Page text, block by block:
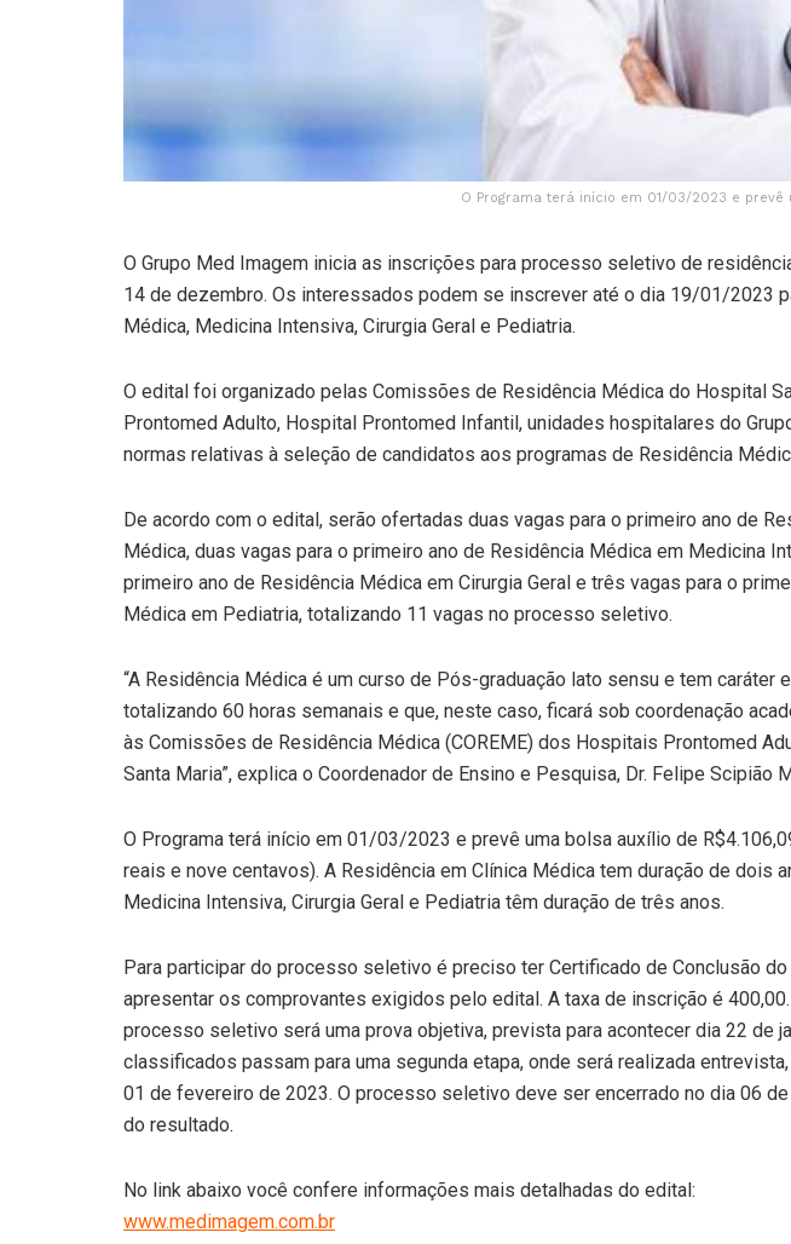
O Programa terá início em 01/03/2023 e prevê
O Grupo Med Imagem inicia as inscrições para processo seletivo de
14 de dezembro. Os interessados podem se inscrever até o dia 19/01/2023
Médica, Medicina Intensiva, Cirurgia Geral e Pediatria.
O edital foi organizado pelas Comissões de Residência Médica do Hospital
Prontomed Adulto, Hospital Prontomed Infantil, unidades hospitalares do
normas relativas à seleção de candidatos aos programas de Residência
De acordo com o edital, serão ofertadas duas vagas para o primeiro ano de
Médica, duas vagas para o primeiro ano de Residência Médica em Medicina
primeiro ano de Residência Médica em Cirurgia Geral e três vagas para o
Médica em Pediatria, totalizando 11 vagas no processo seletivo.
“A Residência Médica é um curso de Pós-graduação lato sensu e tem caráter
totalizando 60 horas semanais e que, neste caso, ficará sob coordenação
às Comissões de Residência Médica (COREME) dos Hospitais Prontomed
Santa Maria”, explica o Coordenador de Ensino e Pesquisa, Dr. Felipe Scipião
O Programa terá início em 01/03/2023 e prevê uma bolsa auxílio de
reais e nove centavos). A Residência em Clínica Médica tem duração de dois
Medicina Intensiva, Cirurgia Geral e Pediatria têm duração de três anos.
Para participar do processo seletivo é preciso ter Certificado de Conclusão do
apresentar os comprovantes exigidos pelo edital. A taxa de inscrição é
processo seletivo será uma prova objetiva, prevista para acontecer dia 22 de
classificados passam para uma segunda etapa, onde será realizada
01 de fevereiro de 2023. O processo seletivo deve ser encerrado no dia 06
do resultado.
No link abaixo você confere informações mais detalhadas do edital:
www.medimagem.com.br